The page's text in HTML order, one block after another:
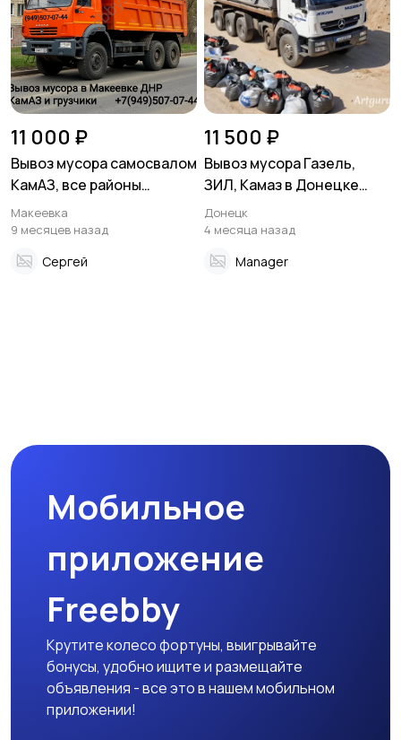
11 000 ₽
Вывоз мусора самосвалом
КамАЗ, все районы
Макеевки
Макеевка
9 месяцев назад
Сергей
11 500 ₽
Вывоз мусора Газель,
ЗИЛ, Камаз в Донецке
Макеевке ДНР
Донецк
4 месяца назад
Manager
Мобильное
приложение
Freebby
Крутите колесо фортуны, выигрывайте
бонусы, удобно ищите и размещайте
объявления - все это в нашем мобильном
приложении!